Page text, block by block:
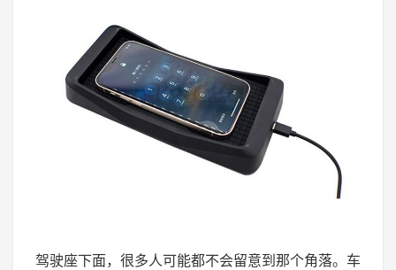
驾驶座下面，很多人可能都不会留意到那个角落。车